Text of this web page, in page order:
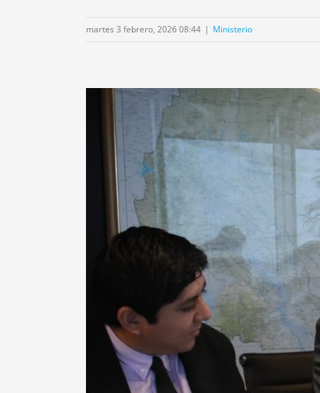
martes 3 febrero, 2026 08:44 | Ministerio